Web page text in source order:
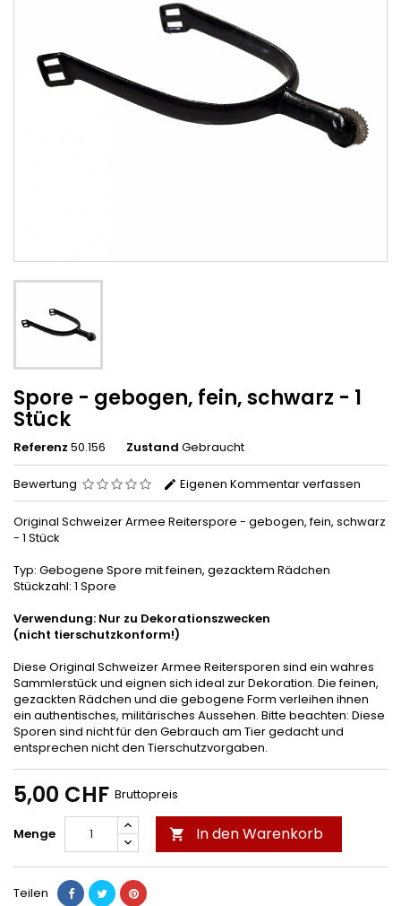
Spore - gebogen, fein, schwarz - 1
Stück
Referenz 50.156 Zustand Gebraucht
Bewertung Eigenen Kommentar verfassen
Original Schweizer Armee Reiterspore - gebogen, fein, schwarz
- 1 Stück
Typ: Gebogene Spore mit feinen, gezacktem Rädchen
Stückzahl: 1 Spore
Verwendung: Nur zu Dekorationszwecken
(nicht tierschutzkonform!)
Diese Original Schweizer Armee Reitersporen sind ein wahres
Sammlerstück und eignen sich ideal zur Dekoration. Die feinen,
gezackten Rädchen und die gebogene Form verleihen ihnen
ein authentisches, militärisches Aussehen. Bitte beachten: Diese
Sporen sind nicht für den Gebrauch am Tier gedacht und
entsprechen nicht den Tierschutzvorgaben.
5,00 CHF Bruttopreis
Menge  In den Warenkorb
Teilen